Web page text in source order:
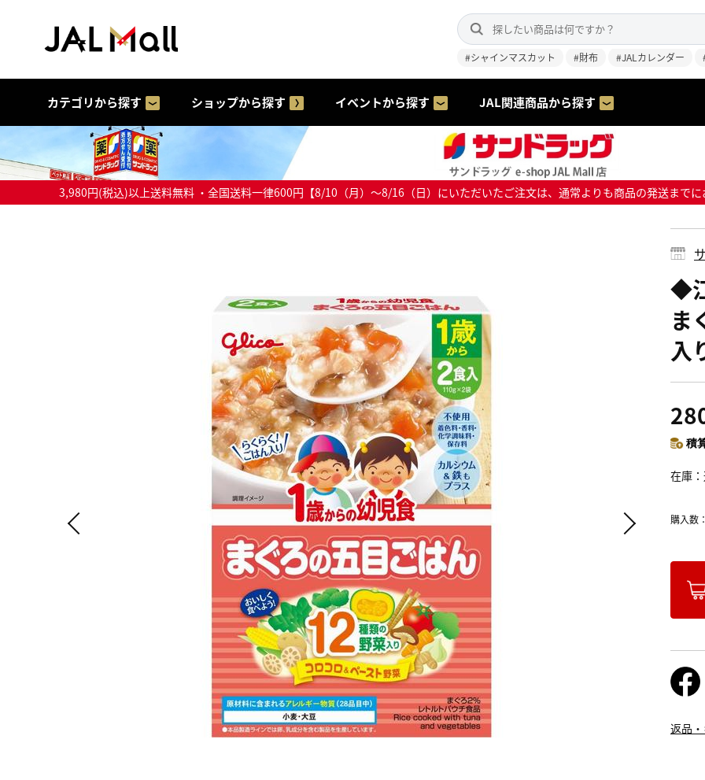
#シャインマスカット #財布 #JALカレンダー
カテゴリから探す ショップから探す イベントから探す JAL関連商品から探す
3,980円(税込)以上送料無料 ・全国送料一律600円【8/10（月）～8/16（日）にいただいたご注文は、通常よりも商品の発送まで
◆
ま
入
積
在庫
購入数
返品